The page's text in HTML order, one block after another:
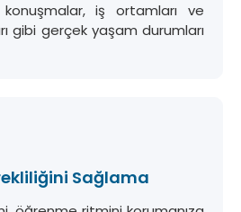
iş ortamları ve
gibi gerçek yaşam durumları
Sağlama